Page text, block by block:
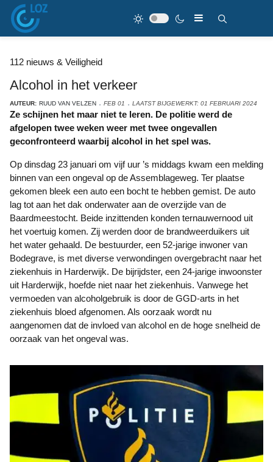
112 nieuws & Veiligheid
Alcohol in het verkeer
AUTEUR: RUUD VAN VELZEN FEB 01 LAATST BIJGEWERKT: 01 FEBRUARI 2024
Ze schijnen het maar niet te leren. De politie werd de
afgelopen twee weken weer met twee ongevallen
geconfronteerd waarbij alcohol in het spel was.
Op dinsdag 23 januari om vijf uur ’s middags kwam een melding
binnen van een ongeval op de Assemblageweg. Ter plaatse
gekomen bleek een auto een bocht te hebben gemist. De auto
lag tot aan het dak onderwater aan de overzijde van de
Baardmeestocht. Beide inzittenden konden ternauwernood uit
het voertuig komen. Zij werden door de brandweerduikers uit
het water gehaald. De bestuurder, een 52-jarige inwoner van
Bodegrave, is met diverse verwondingen overgebracht naar het
ziekenhuis in Harderwijk. De bijrijdster, een 24-jarige inwoonster
uit Harderwijk, hoefde niet naar het ziekenhuis. Vanwege het
vermoeden van alcoholgebruik is door de GGD-arts in het
ziekenhuis bloed afgenomen. Als oorzaak wordt nu
aangenomen dat de invloed van alcohol en de hoge snelheid de
oorzaak van het ongeval was.